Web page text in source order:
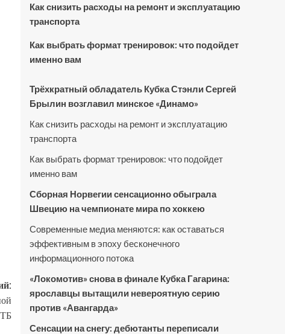
Как снизить расходы на ремонт и эксплуатацию
транспорта
Как выбрать формат тренировок: что подойдет
именно вам
Трёхкратный обладатель Кубка Стэнли Сергей
Брылин возглавил минское «Динамо»
Как снизить расходы на ремонт и эксплуатацию
транспорта
Как выбрать формат тренировок: что подойдет
именно вам
Сборная Норвегии сенсационно обыграла
Швецию на чемпионате мира по хоккею
Современные медиа меняются: как оставаться
эффективным в эпоху бесконечного
информационного потока
«Локомотив» снова в финале Кубка Гагарина:
ярославцы вытащили невероятную серию
против «Авангарда»
Сенсации на снегу: дебютанты переписали